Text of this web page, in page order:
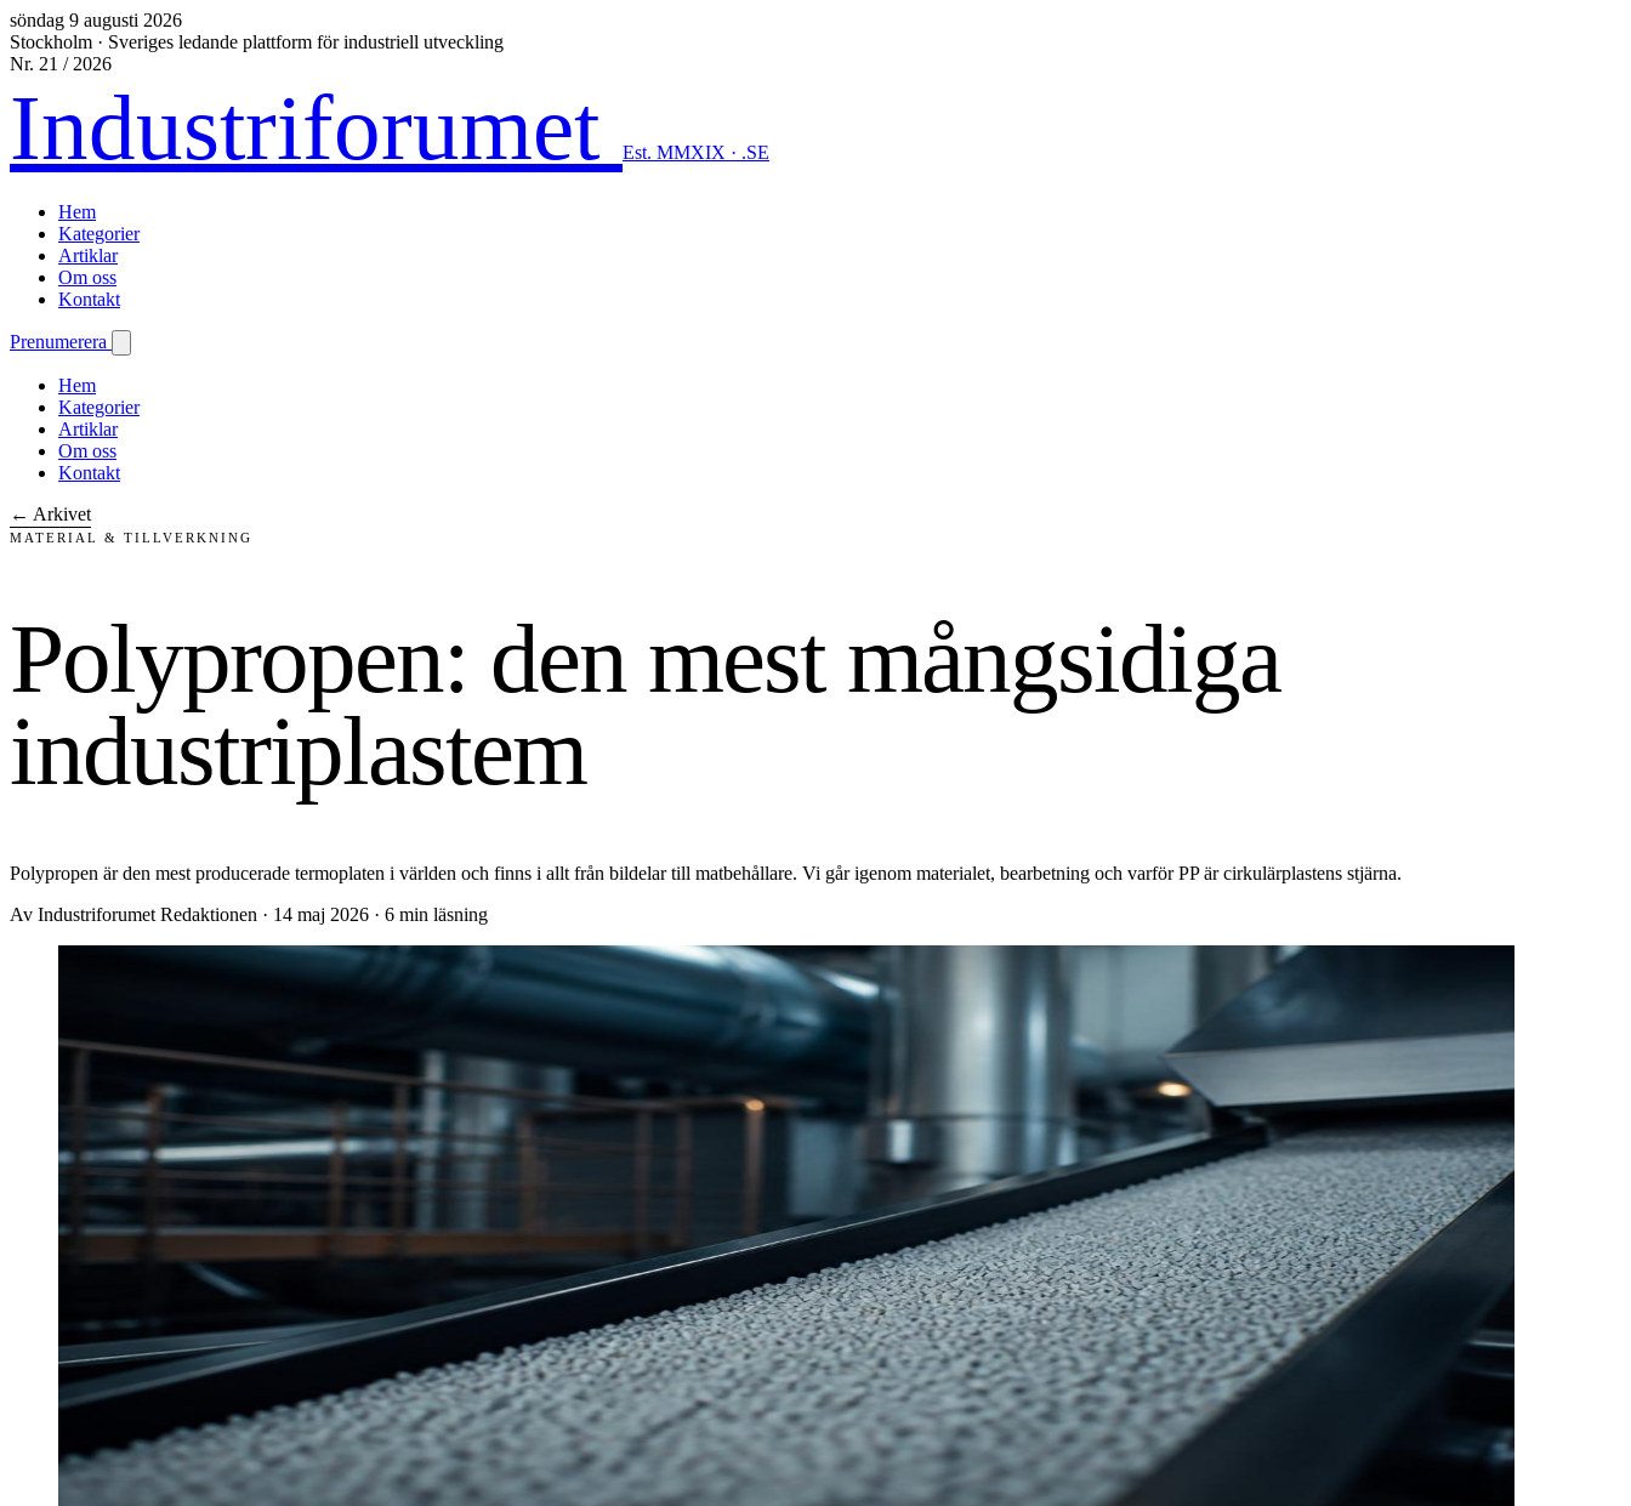
söndag 9 augusti 2026
Stockholm · Sveriges ledande plattform för industriell utveckling
Nr. 21 / 2026
Industriforumet Est. MMXIX · .SE
Hem
Kategorier
Artiklar
Om oss
Kontakt
Prenumerera
Hem
Kategorier
Artiklar
Om oss
Kontakt
← Arkivet
MATERIAL & TILLVERKNING
Polypropen: den mest mångsidiga
industriplastem
Polypropen är den mest producerade termoplaten i världen och finns i allt från bildelar till matbehållare. Vi går igenom materialet, bearbetning och varför PP är cirkulärplastens stjärna.
Av Industriforumet Redaktionen · 14 maj 2026 · 6 min läsning